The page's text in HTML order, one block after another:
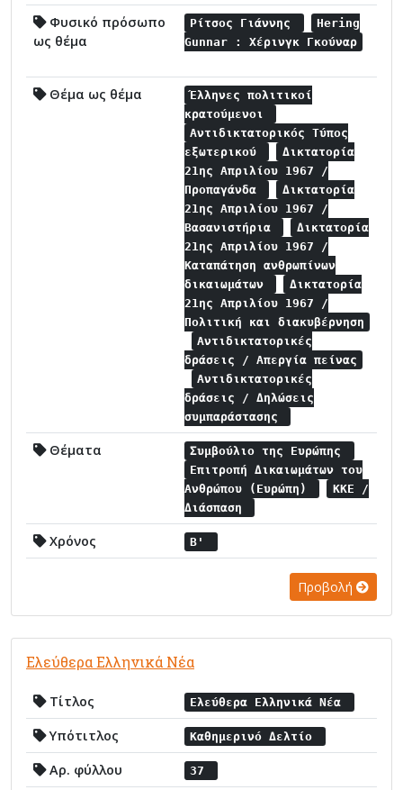
Φυσικό πρόσωπο
ως θέμα
Ρίτσος Γιάννης
Hering
Gunnar : Χέρινγκ Γκούναρ
Θέμα ως θέμα
Έλληνες πολιτικοί
κρατούμενοι
Αντιδικτατορικός Τύπος
εξωτερικού
Δικτατορία
21ης Απριλίου 1967 /
Προπαγάνδα
Δικτατορία
21ης Απριλίου 1967 /
Βασανιστήρια
Δικτατορία
21ης Απριλίου 1967 /
Καταπάτηση ανθρωπίνων
δικαιωμάτων
Δικτατορία
21ης Απριλίου 1967 /
Πολιτική και διακυβέρνηση
Αντιδικτατορικές
δράσεις / Απεργία πείνας
Αντιδικτατορικές
δράσεις / Δηλώσεις
συμπαράστασης
Θέματα
Συμβούλιο της Ευρώπης
Επιτροπή Δικαιωμάτων του
Ανθρώπου (Ευρώπη)
ΚΚΕ /
Διάσπαση
Χρόνος Β'
Προβολή
Ελεύθερα Ελληνικά Νέα
Τίτλος Ελεύθερα Ελληνικά Νέα
Υπότιτλος Καθημερινό Δελτίο
Αρ. φύλλου 37